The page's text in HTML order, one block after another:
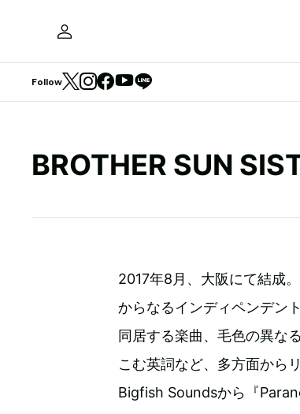
Follow
BROTHER SUN
2017年8月、大阪にて結成
からなるインディペンデン
同居する楽曲、毛色の異な
こむ英詞など、多方面から
Bigfish Soundsから『